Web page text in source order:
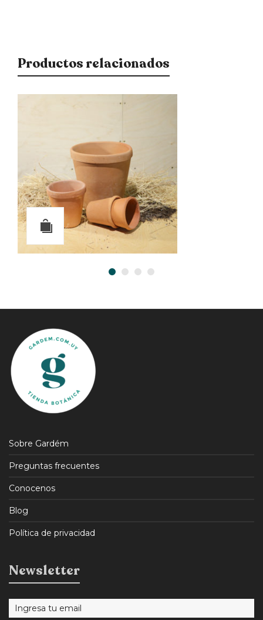
Productos relacionados
Sobre Gardém
Preguntas frecuentes
Conocenos
Blog
Política de privacidad
Newsletter